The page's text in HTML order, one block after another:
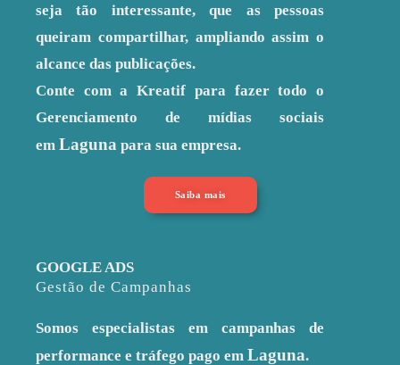
seja tão interessante, que as pessoas
queiram compartilhar, ampliando assim o
alcance das publicações.
Conte com a Kreatif para fazer todo o
Gerenciamento de mídias sociais
em Laguna para sua empresa.
Saiba mais
GOOGLE ADS
Gestão de Campanhas
Somos especialistas em campanhas de
performance e tráfego pago em Laguna.